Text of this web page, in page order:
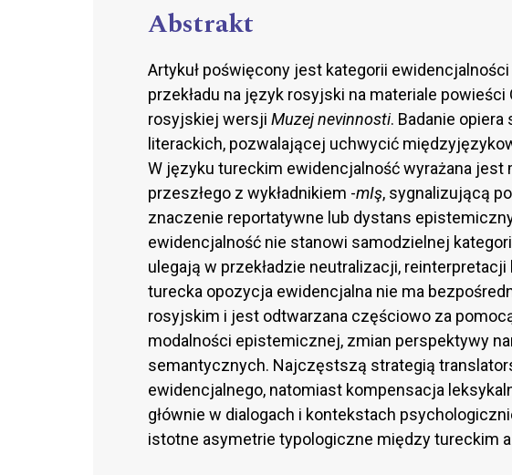
Abstrakt
Artykuł poświęcony jest kategorii
przekładu na język rosyjski na materiale powieści
rosyjskiej wersji Muzej nevinnosti. Badanie
literackich, pozwalającej uchwycić
W języku tureckim ewidencjalność wyrażana
przeszłego z wykładnikiem -mIş, sygnalizującą
znaczenie reportatywne lub dystans
ewidencjalność nie stanowi samodzielnej
ulegają w przekładzie neutralizacji, reinterpretacji
turecka opozycja ewidencjalna nie ma
rosyjskim i jest odtwarzana częściowo za
modalności epistemicznej, zmian perspektywy
semantycznych. Najczęstszą strategią
ewidencjalnego, natomiast kompensacja
głównie w dialogach i kontekstach
istotne asymetrie typologiczne między tureckim